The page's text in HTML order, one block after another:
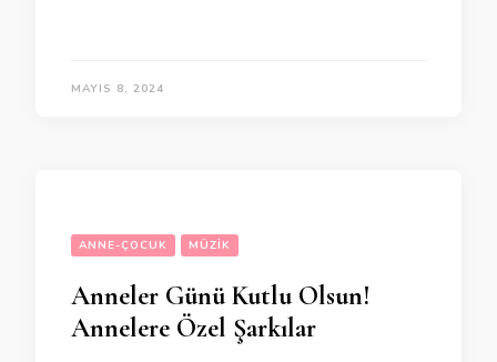
MAYIS 8, 2024
ANNE-ÇOCUK MÜZIK
Anneler Günü Kutlu Olsun!
Annelere Özel Şarkılar